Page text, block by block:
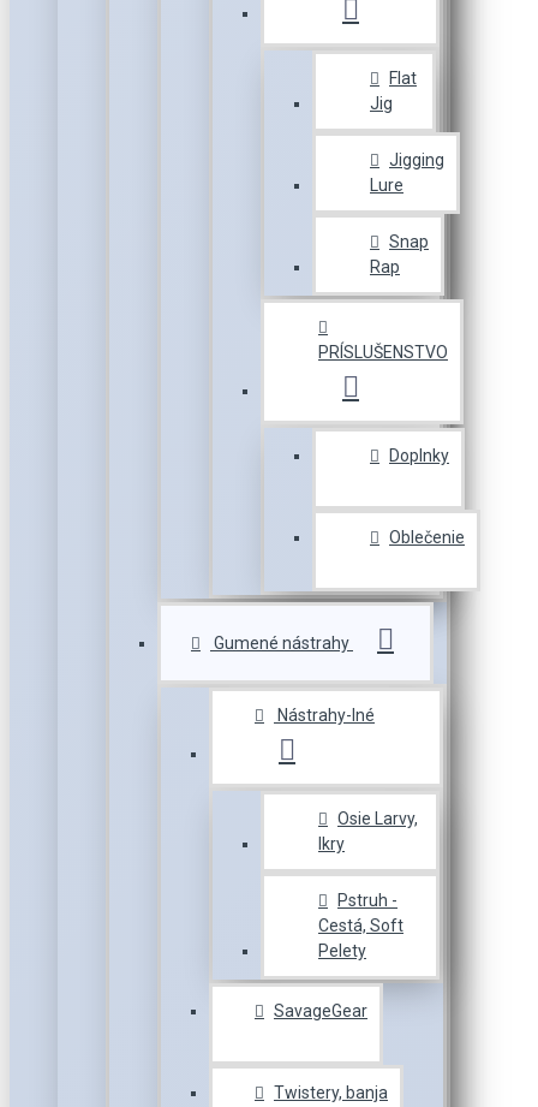
Flat
Jig
Jigging
Lure
Snap
Rap
PRÍSLUŠENSTVO
Doplnky
Oblečenie
Gumené nástrahy
Nástrahy-Iné
Osie Larvy,
Ikry
Pstruh -
Cestá, Soft
Pelety
SavageGear
Twistery, banja